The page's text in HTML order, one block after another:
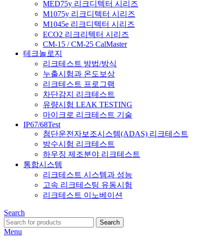
MED75y 리크디텍터 시리즈
M1075y 리크디텍터 시리즈
M1045e 리크디텍터 시리즈
ECO2 리크리텍터 시리즈
CM-15 / CM-25 CalMaster
테크놀로지
리크테스트 방법/방식
누출시험과 온도보상
리크테스트 프로그램
차단감지 리크테스트
유량시험 LEAK TESTING
마이크로 리크테스트 기술
IP67/68Test
첨단운전자보조시스템(ADAS) 리크테스트
방수시험 리크테스트
하우징 제조분야 리크테스트
통합시스템
리크테스트 시스템과 성능
고속 리크테스팅 유동시험
리크테스트 이노베이션
Search
Search
Menu